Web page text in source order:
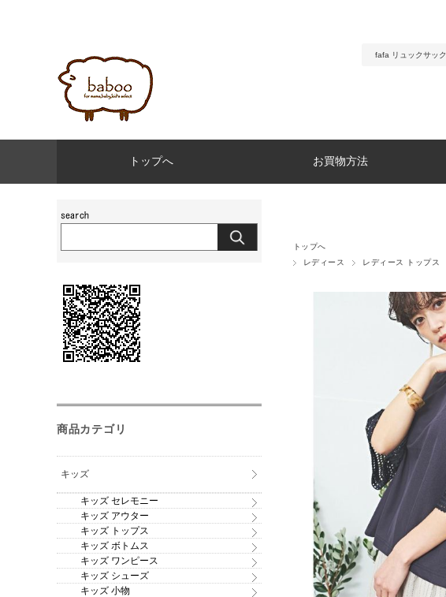
fafa リュックサック
トップへ お買物方法
トップへ
レディース
レディース トップス
商品カテゴリ
キッズ
キッズ セレモニー
キッズ アウター
キッズ トップス
キッズ ボトムス
キッズ ワンピース
キッズ シューズ
キッズ 小物